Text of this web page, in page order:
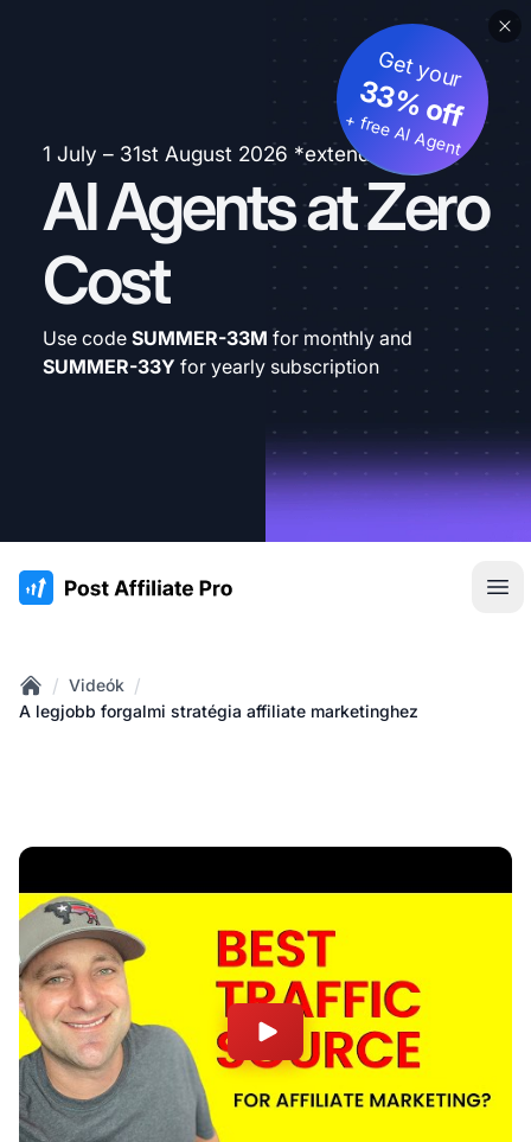
1 July – 31st August 2026 *extended
AI Agents at Zero
Cost
Get your
33% off
+ free AI Agent
Use code SUMMER-33M for monthly and
SUMMER-33Y for yearly subscription
:site.title
Home
/ Videók /
A legjobb forgalmi stratégia affiliate marketinghez